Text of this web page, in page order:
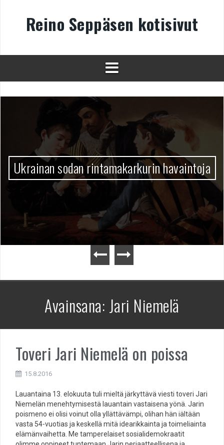
Reino Seppäsen kotisivut
Ukrainan sodan rintamakarkurin havaintoja
Avainsana: Jari Niemelä
Toveri Jari Niemelä on poissa
15.8.2016
Lauantaina 13. elokuuta tuli mieltä järkyttävä viesti toveri Jari
Niemelän menehtymisestä lauantain vastaisena yönä. Jarin
poismeno ei olisi voinut olla yllättävämpi, olihan hän iältään
vasta 54-vuotias ja keskellä mitä idearikkainta ja toimeliainta
elämänvaihetta. Me tamperelaiset sosialidemokraatit